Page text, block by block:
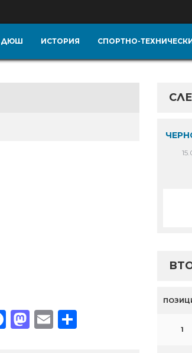
ДЮШ ИСТОРИЯ СПОРТНО-
Facebook
Mastodon
EmailShare 1